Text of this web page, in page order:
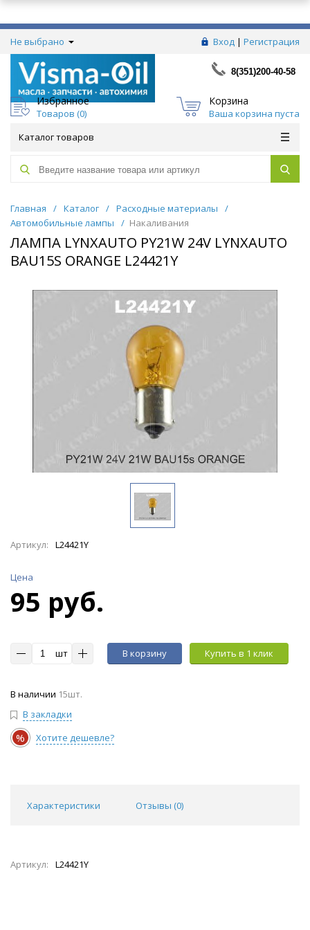
Не выбрано Вход | Регистрация
8(351)200-40-58
Избранное
Товаров (0)
Корзина
Ваша корзина пуста
Каталог товаров
Главная / Каталог / Расходные материалы
/
Автомобильные лампы
/ Накаливания
ЛАМПА LYNXAUTO PY21W 24V LYNXAUTO
BAU15S ORANGE L24421Y
Артикул: L24421Y
Цена
95 руб.
шт В корзину Купить в 1 клик
В наличии 15шт.
В закладки
% Хотите дешевле?
Характеристики Отзывы (0)
Артикул: L24421Y